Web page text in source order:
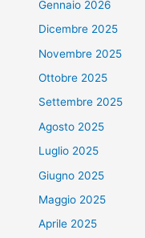
Gennaio 2026
Dicembre 2025
Novembre 2025
Ottobre 2025
Settembre 2025
Agosto 2025
Luglio 2025
Giugno 2025
Maggio 2025
Aprile 2025